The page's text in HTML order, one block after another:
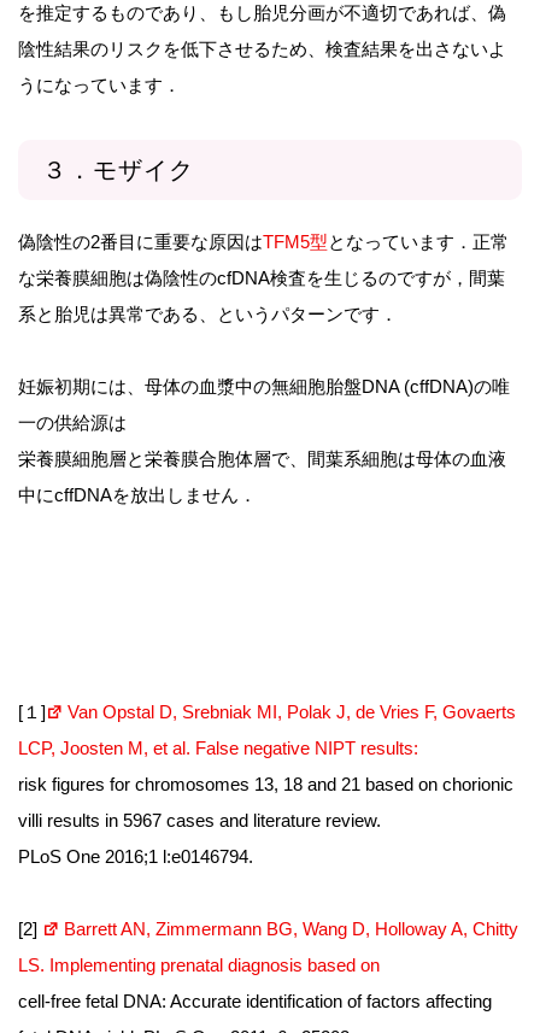
を推定するものであり、もし胎児分画が不適切であれば、偽
陰性結果のリスクを低下させるため、検査結果を出さないよ
うになっています．
３．モザイク
偽陰性の2番目に重要な原因はTFM5型となっています．正常
な栄養膜細胞は偽陰性のcfDNA検査を生じるのですが，間葉
系と胎児は異常である、というパターンです．
妊娠初期には、母体の血漿中の無細胞胎盤DNA (cffDNA)の唯
一の供給源は
栄養膜細胞層と栄養膜合胞体層で、間葉系細胞は母体の血液
中にcffDNAを放出しません．
[１]
Van Opstal D, Srebniak MI, Polak J, de Vries F, Govaerts
LCP, Joosten M, et al. False negative NIPT results:
risk figures for chromosomes 13, 18 and 21 based on chorionic
villi results in 5967 cases and literature review.
PLoS One 2016;1 l:e0146794.
[2]
Barrett AN, Zimmermann BG, Wang D, Holloway A, Chitty
LS. Implementing prenatal diagnosis based on
cell-free fetal DNA: Accurate identification of factors affecting